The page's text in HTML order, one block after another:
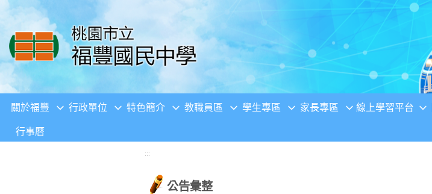
移至網頁之主要內容區位置
關於福豐 行政單位 特色簡介 教職員區 學生專區 家長專區 線上學習平台
行事曆
:::
公告彙整